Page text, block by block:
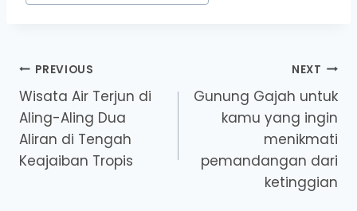
Post
navigation
PREVIOUS
Wisata Air Terjun di
Aling-Aling Dua
Aliran di Tengah
Keajaiban Tropis
NEXT
Gunung Gajah untuk
kamu yang ingin
menikmati
pemandangan dari
ketinggian